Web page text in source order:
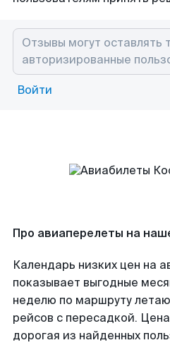
Войти
Про авиаперелеты на
Календарь низких цен на
показывает выгодные
неделю по маршруту
рейсов с пересадкой.
дорогая из найденных